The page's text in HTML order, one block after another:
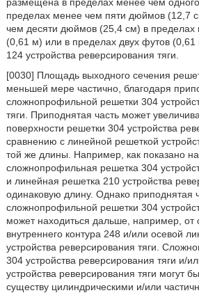
пределах менее чем пяти дюймов (12,7
чем десяти дюймов (25,4 см) в пределах
(0,61 м) или в пределах двух футов (0,61
124 устройства реверсирования тяги.
[0030] Площадь выходного сечения
меньшей мере частично, благодаря
сложнопрофильной решетки 304
тяги. Приподнятая часть может
поверхности решетки 304 устройства
сравнению с линейной решеткой
той же длины. Например, как показано
сложнопрофильная решетка 304
и линейная решетка 210 устройства
одинаковую длину. Однако приподнятая
сложнопрофильной решетки 304
может находиться дальше, например, от
внутреннего контура 248 и/или осевой
устройства реверсирования тяги.
304 устройства реверсирования тяги и/
устройства реверсирования тяги могут
существу цилиндрическими и/или